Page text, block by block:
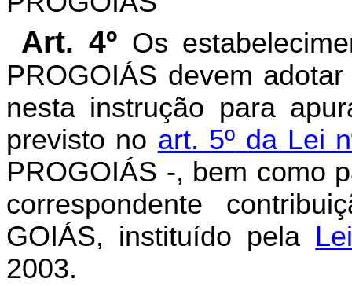
Art. 4º Os
PROGOIÁS devem
nesta instrução para
previsto no art. 5º da Lei
PROGOIÁS -, bem como
correspondente
GOIÁS, instituído pela
2003.